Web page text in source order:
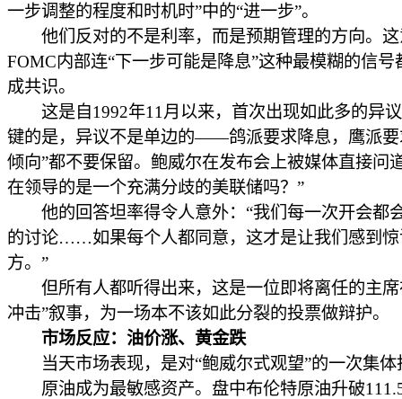
一步调整的程度和时机时”中的“进一步”。
他们反对的不是利率，而是预期管理的方向。这
FOMC内部连“下一步可能是降息”这种最模糊的信号
成共识。
这是自1992年11月以来，首次出现如此多的异
键的是，异议不是单边的——鸽派要求降息，鹰派要
倾向”都不要保留。鲍威尔在发布会上被媒体直接问
在领导的是一个充满分歧的美联储吗？”
他的回答坦率得令人意外：“我们每一次开会都
的讨论……如果每个人都同意，这才是让我们感到惊
方。”
但所有人都听得出来，这是一位即将离任的主席
冲击”叙事，为一场本不该如此分裂的投票做辩护。
市场反应：油价涨、黄金跌
当天市场表现，是对“鲍威尔式观望”的一次集体
原油成为最敏感资产。盘中布伦特原油升破